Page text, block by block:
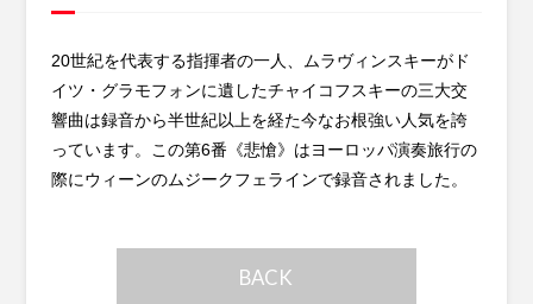
20世紀を代表する指揮者の一人、ムラヴィンスキーがド
イツ・グラモフォンに遺したチャイコフスキーの三大交
響曲は録音から半世紀以上を経た今なお根強い人気を誇
っています。この第6番《悲愴》はヨーロッパ演奏旅行の
際にウィーンのムジークフェラインで録音されました。
BACK